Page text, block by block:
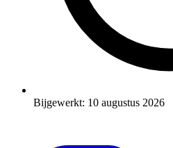
Bijgewerkt: 10 augustus 2026